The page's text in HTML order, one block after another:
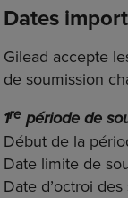
Dates
Gilead accepte
de soumission
1repériode de
Début de la
Date limite de
Date d’octroi